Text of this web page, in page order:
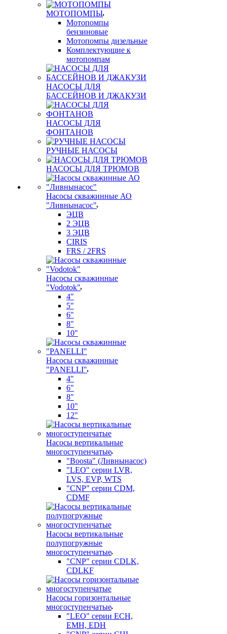
МОТОПОМПЫ
Мотопомпы
бензиновые
Мотопомпы дизельные
Комплектующие к
мотопомпам
НАСОСЫ ДЛЯ
БАССЕЙНОВ И ДЖАКУЗИ
НАСОСЫ ДЛЯ
ФОНТАНОВ
РУЧНЫЕ НАСОСЫ
НАСОСЫ ДЛЯ ТРЮМОВ
Насосы скважинные АО
"Ливнынасос"
ЭЦВ
2 ЭЦВ
3 ЭЦВ
CIRIS
FRS / 2FRS
Насосы скважинные
"Vodotok"
4"
5"
6"
8"
10"
Насосы скважинные
"PANELLI"
4"
6"
8"
10"
12"
Насосы вертикальные
многоступенчатые
"Boosta" (Ливнынасос)
"LEO" серии LVR,
LVS, EVP, WTS
"CNP" серии CDM,
CDMF
Насосы вертикальные
полупогружные
многоступенчатые
"CNP" серии CDLK,
CDLKF
Насосы горизонтальные
многоступенчатые
"LEO" серии ECH,
EMH, EDH